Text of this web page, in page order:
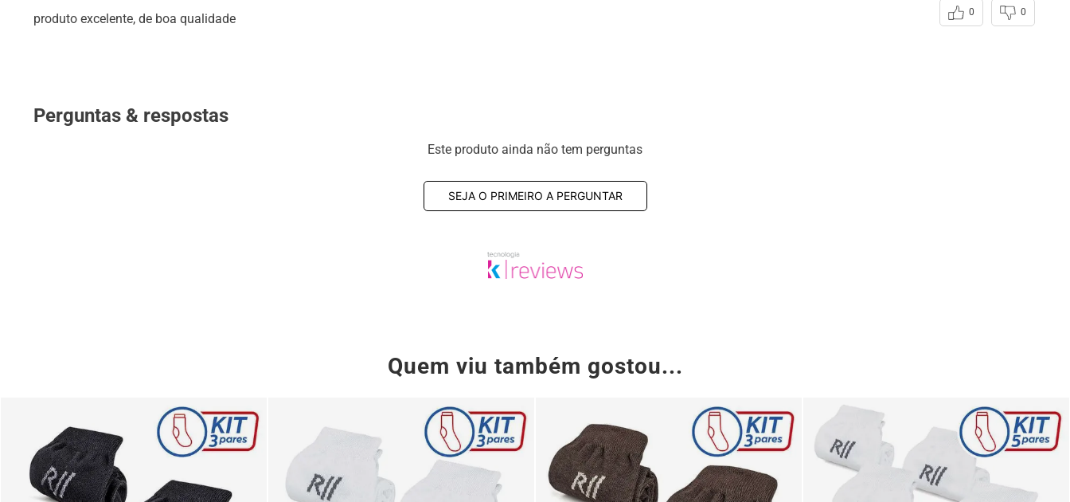
produto excelente, de boa qualidade 0 0
Perguntas & respostas
Este produto ainda não tem perguntas
SEJA O PRIMEIRO A PERGUNTAR
Quem viu também gostou...